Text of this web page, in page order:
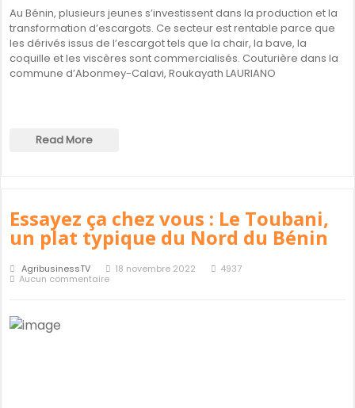
Au Bénin, plusieurs jeunes s’investissent dans la production et la
transformation d’escargots. Ce secteur est rentable parce que
les dérivés issus de l’escargot tels que la chair, la bave, la
coquille et les viscères sont commercialisés. Couturière dans la
commune d’Abonmey-Calavi, Roukayath LAURIANO
Read More
Essayez ça chez vous : Le Toubani,
un plat typique du Nord du Bénin
AgribusinessTV 18 novembre 2022
4937
Aucun commentaire